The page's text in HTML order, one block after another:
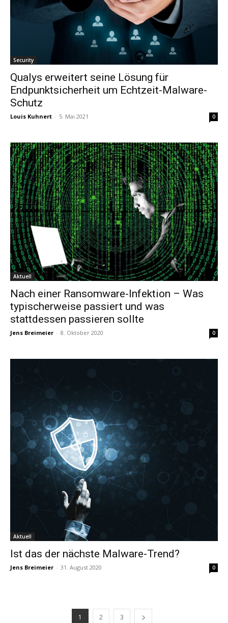
Security
Qualys erweitert seine Lösung für
Endpunktsicherheit um Echtzeit-Malware-
Schutz
Louis Kuhnert - 5. Mai 2021 0
Aktuell
Nach einer Ransomware-Infektion – Was
typischerweise passiert und was
stattdessen passieren sollte
Jens Breimeier - 8. Oktober 2020 0
Aktuell
Ist das der nächste Malware-Trend?
Jens Breimeier - 31. August 2020 0
1 2 3